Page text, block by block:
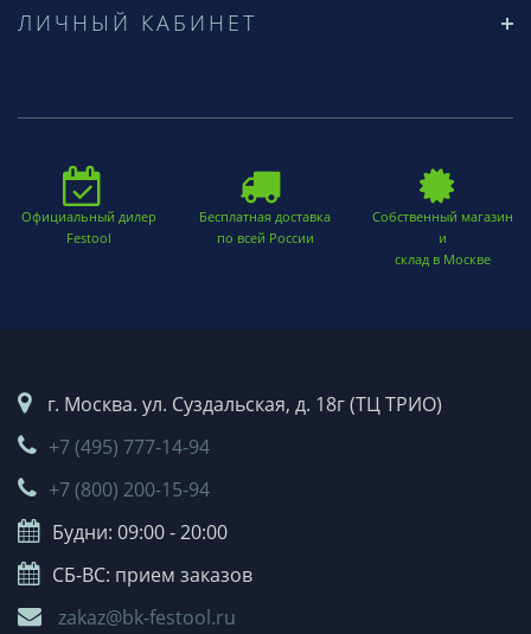
ЛИЧНЫЙ КАБИНЕТ
Официальный дилер
Festool
Бесплатная доставка
по всей России
Собственный магазин
и
склад в Москве
г. Москва. ул. Суздальская, д. 18г (ТЦ ТРИО)
+7 (495) 777-14-94
+7 (800) 200-15-94
Будни: 09:00 - 20:00
СБ-ВС: прием заказов
zakaz@bk-festool.ru